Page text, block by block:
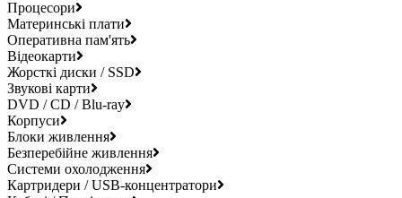
Процесори
Материнські плати
Оперативна пам'ять
Відеокарти
Жорсткі диски / SSD
Звукові карти
DVD / CD / Blu-ray
Корпуси
Блоки живлення
Безперебійне живлення
Системи охолодження
Картридери / USB-концентратори